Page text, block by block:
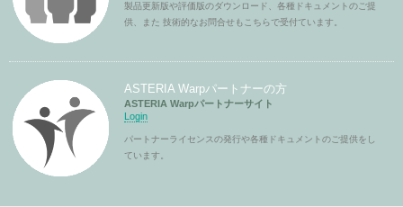
製品更新版や評価版のダウンロード、各種ドキュメントのご提
供、また 技術的なお問合せもこちらで受付ています。
ASTERIA Warpパートナーの方
ASTERIA Warpパートナーサイト
Login
パートナーライセンスの発行や各種ドキュメントのご提供をし
ています。